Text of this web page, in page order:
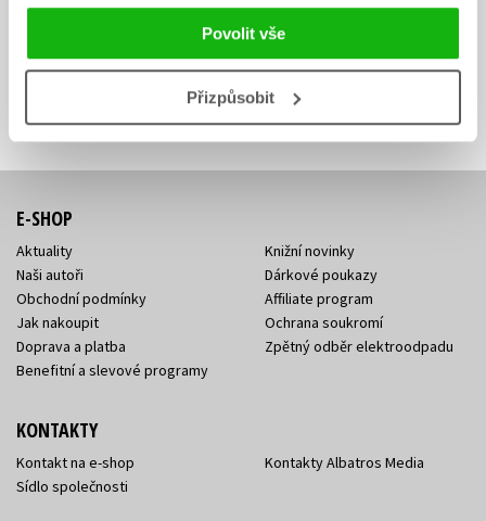
Povolit vše
Přizpůsobit
sleva, jaká běží soutěž o ceny? Přihlášením k odběru našich e-
souhlasíte se zpracováním osobních údajů
E-SHOP
Aktuality
Naši autoři
Obchodní podmínky
Jak nakoupit
Doprava a platba
Benefitní a slevové programy
Knižní novinky
Dárkové poukazy
Affiliate program
Ochrana soukromí
Zpětný odběr elektroodpadu
KONTAKTY
Kontakt na e-shop
Sídlo společnosti
Kontakty Albatros Media